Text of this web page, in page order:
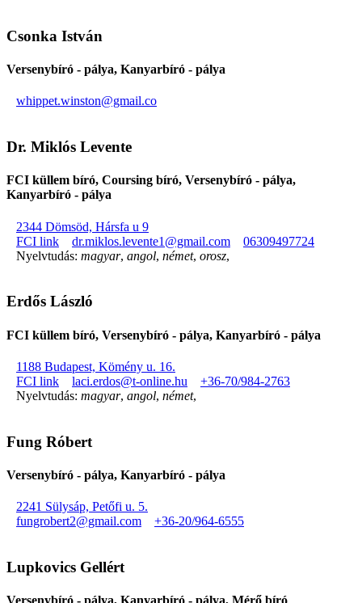
Csonka István
Versenybíró - pálya, Kanyarbíró - pálya
whippet.winston@gmail.co
Dr. Miklós Levente
FCI küllem bíró, Coursing bíró, Versenybíró - pálya,
Kanyarbíró - pálya
2344 Dömsöd, Hársfa u 9
FCI link
dr.miklos.levente1@gmail.com
06309497724
Nyelvtudás: magyar, angol, német, orosz,
Erdős László
FCI küllem bíró, Versenybíró - pálya, Kanyarbíró - pálya
1188 Budapest, Kömény u. 16.
FCI link
laci.erdos@t-online.hu
+36-70/984-2763
Nyelvtudás: magyar, angol, német,
Fung Róbert
Versenybíró - pálya, Kanyarbíró - pálya
2241 Sülysáp, Petőfi u. 5.
fungrobert2@gmail.com
+36-20/964-6555
Lupkovics Gellért
Versenybíró - pálya, Kanyarbíró - pálya, Mérő bíró